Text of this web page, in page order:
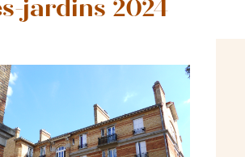
jardins 2024